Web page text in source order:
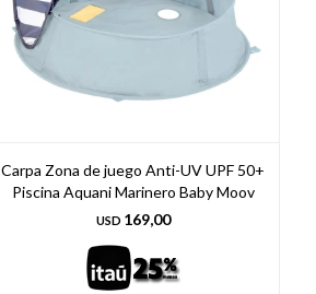
Carpa Zona de juego Anti-UV UPF 50+
Piscina Aquani Marinero Baby Moov
USD 169,00